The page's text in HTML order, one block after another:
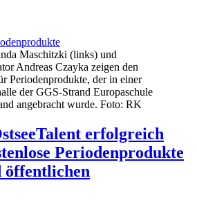
Maschitzki (links) und
Andreas Czayka zeigen den
Periodenprodukte, der in einer
der GGS-Strand Europaschule
angebracht wurde. Foto: RK
erfolgreich
Periodenprodukte
öffentlichen